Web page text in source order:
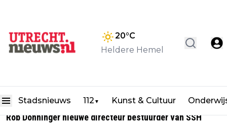
20°C
Heldere Hemel
Stadsnieuws 112 ▼ Kunst & Cultuur
Rob Donninger nieuwe directeur bestuurder van SSH